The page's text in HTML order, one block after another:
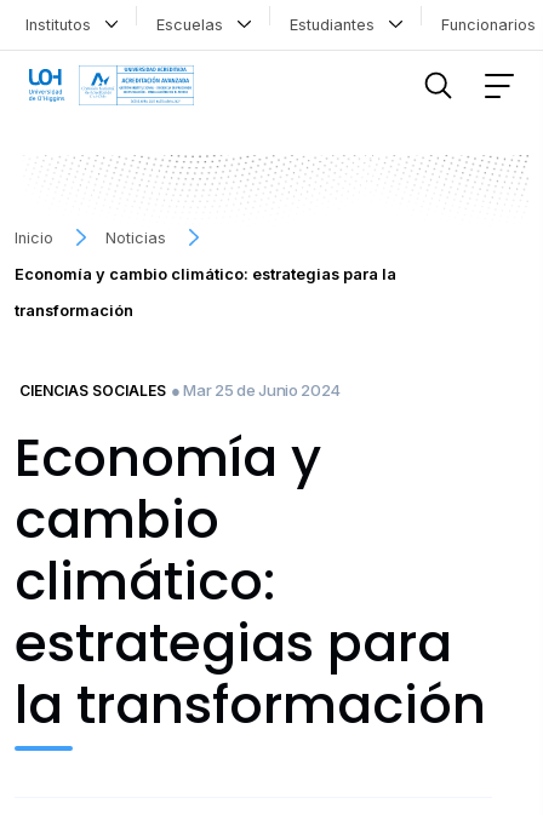
Institutos Escuelas Estudiantes
Inicio
Noticias
Economía y cambio climático: estrategias para la
transformación
CIENCIAS SOCIALES ● Mar 25 de Junio 2024
Economía y
cambio
climático:
estrategias para
la transformación